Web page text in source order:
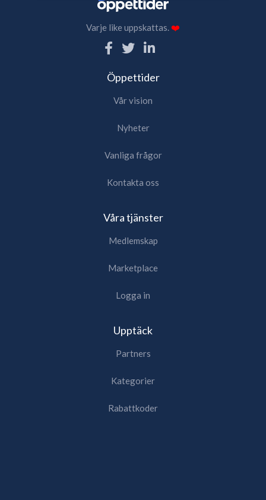
Varje like uppskattas.❤️
Öppettider
Vår vision
Nyheter
Vanliga frågor
Kontakta oss
Våra tjänster
Medlemskap
Marketplace
Logga in
Upptäck
Partners
Kategorier
Rabattkoder